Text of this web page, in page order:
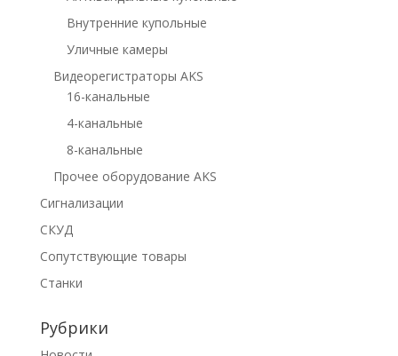
Внутренние купольные
Уличные камеры
Видеорегистраторы AKS
16-канальные
4-канальные
8-канальные
Прочее оборудование AKS
Сигнализации
СКУД
Сопутствующие товары
Станки
Рубрики